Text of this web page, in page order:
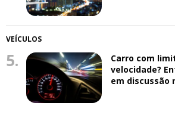
VEÍCULOS
5.
Carro com
velocidade?
em discussão